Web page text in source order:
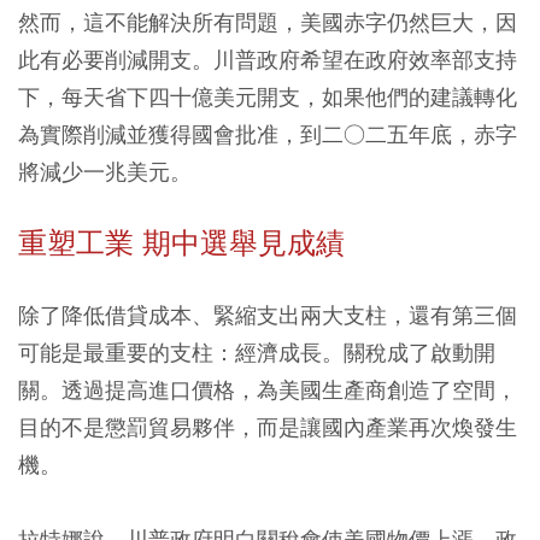
然而，這不能解決所有問題，美國赤字仍然巨大，因
此有必要削減開支。川普政府希望在政府效率部支持
下，每天省下四十億美元開支，如果他們的建議轉化
為實際削減並獲得國會批准，到二○二五年底，赤字
將減少一兆美元。
重塑工業 期中選舉見成績
除了降低借貸成本、緊縮支出兩大支柱，還有第三個
可能是最重要的支柱：經濟成長。關稅成了啟動開
關。透過提高進口價格，為美國生產商創造了空間，
目的不是懲罰貿易夥伴，而是讓國內產業再次煥發生
機。